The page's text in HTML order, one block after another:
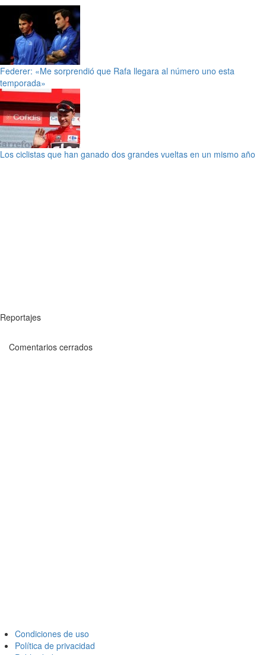
Federer: «Me sorprendió que Rafa llegara al número uno esta
temporada»
Los ciclistas que han ganado dos grandes vueltas en un mismo año
Reportajes
Comentarios cerrados
Condiciones de uso
Política de privacidad